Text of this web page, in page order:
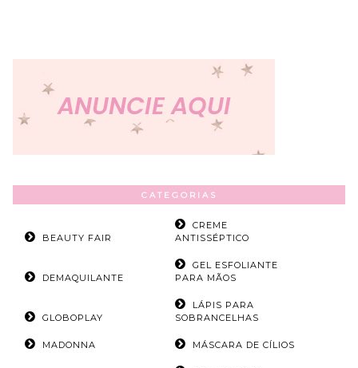
CATEGORIAS
BEAUTY FAIR
CREME
ANTISSÉPTICO
DEMAQUILANTE
GEL ESFOLIANTE
PARA MÃOS
GLOBOPLAY
LÁPIS PARA
SOBRANCELHAS
MADONNA MÁSCARA DE CÍLIOS